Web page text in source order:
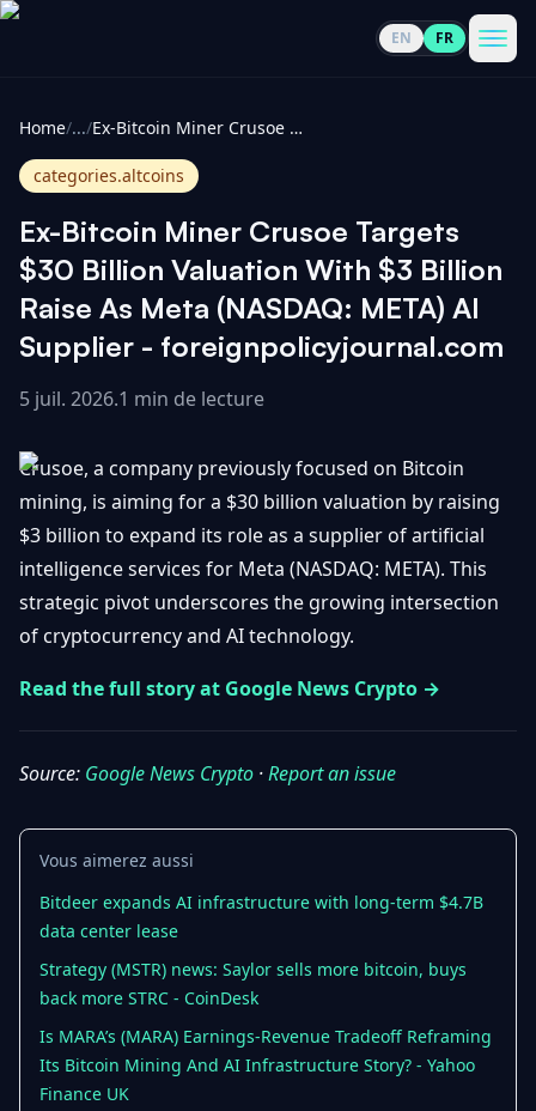
EN FR
Cryptomonnaies
tout
Top
Hausses
Baisses
Actualités
Voir
Mises à
jour du
marché
Bitcoin
&
Layer
2
& DeFi
Régulations
Plateformes
& Sécurité
Guides
Voir
tout
Débuter
Trading &
Investissement
Bases de
la
Portefeuilles
Avancé
CONTACTER
Promouvoir
Contact
Home/.../ Ex-Bitcoin Miner Crusoe Targets $30 Billion Valuation With $3 Billion Raise As Meta (NASDAQ: META) AI Supplier - foreignpolicyjournal.com
categories.altcoins
Ex-Bitcoin Miner Crusoe Targets
$30 Billion Valuation With $3 Billion
Raise As Meta (NASDAQ: META) AI
Supplier - foreignpolicyjournal.com
5 juil. 2026.1 min de lecture
Crusoe, a company previously focused on Bitcoin
mining, is aiming for a $30 billion valuation by raising
$3 billion to expand its role as a supplier of artificial
intelligence services for Meta (NASDAQ: META). This
strategic pivot underscores the growing intersection
of cryptocurrency and AI technology.
Read the full story at Google News Crypto →
Source: Google News Crypto ·Report an issue
Vous aimerez aussi
Bitdeer expands AI infrastructure with long-term $4.7B
data center lease
Strategy (MSTR) news: Saylor sells more bitcoin, buys
back more STRC - CoinDesk
Is MARA’s (MARA) Earnings-Revenue Tradeoff Reframing
Its Bitcoin Mining And AI Infrastructure Story? - Yahoo
Finance UK